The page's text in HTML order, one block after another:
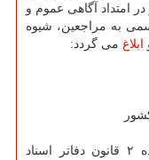
به مراجعین، شیوه
ابلاغ می گردد:
ب - سردفتر: شخص تعریف شده در ماده ۲ قانون دفاتر اسناد